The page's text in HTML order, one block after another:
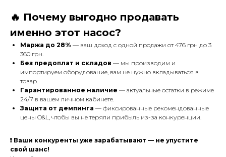
🔥 Почему выгодно продавать
именно этот насос?
Маржа до 28% — ваш доход с одной продажи от 476 грн до 3
360 грн.
Без предоплат и складов — мы производим и
импортируем оборудование, вам не нужно вкладываться в
товар.
Гарантированное наличие — актуальные остатки в режиме
24/7 в вашем личном кабинете.
Защита от демпинга — фиксированные рекомендованные
цены O&L, чтобы вы не теряли прибыль из-за конкуренции.
❗ Ваши конкуренты уже зарабатывают — не упустите
свой шанс!